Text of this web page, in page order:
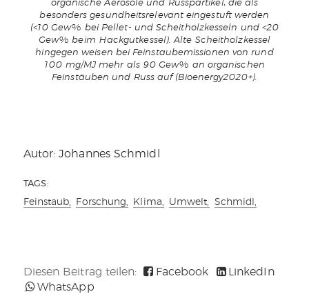
organische Aerosole und Russpartikel, die als
besonders gesundheitsrelevant eingestuft werden
(<10 Gew% bei Pellet- und Scheitholzkesseln und <20
Gew% beim Hackgutkessel). Alte Scheitholzkessel
hingegen weisen bei Feinstaubemissionen von rund
100 mg/MJ mehr als 90 Gew% an organischen
Feinstäuben und Russ auf (Bioenergy2020+).
Autor: Johannes Schmidl
TAGS:
Feinstaub, Forschung, Klima, Umwelt, Schmidl,
Diesen Beitrag teilen: Facebook
LinkedIn
WhatsApp